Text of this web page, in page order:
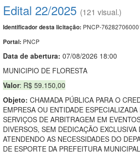
Edital 22/2025 (121 visual.)
Identificador desta licitação: PNCP-
Portal: PNCP
Data de abertura: 07/08/2026 18:00
MUNICIPIO DE FLORESTA
Valor: R$ 59.150,00
Objeto: CHAMADA PÚBLICA PARA O
EMPRESA OU ENTIDADE
SERVIÇOS DE ARBITRAGEM EM
DIVERSOS, SEM DEDICAÇÃO
ATENDENDO AS NECESSIDADES DO
DE ESPORTE DA PREFEITURA